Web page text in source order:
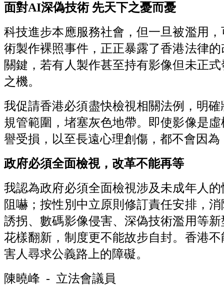
面對AI深偽技術 先天下之憂而憂
科技進步本應服務社會，但一旦被濫用
術製作裸照事件，正正暴露了香港法律
關鍵，若有人製作甚至持有影像但未正
之機。
我促請香港必須盡快檢視相關法例，明
規管範圍，堵塞灰色地帶。即使影像是
譽受損，以至長遠心理創傷，都不會因
政府必須全面檢視，改革不能再等
我認為政府必須全面檢視涉及未成年人
阻嚇；按性別中立原則修訂責任安排，
誘拐、數碼影像侵害、深偽技術濫用等
花樣翻新，制度更不能故步自封。香港
害人尋求公義路上的障礙。
陳曉峰 - 立法會議員